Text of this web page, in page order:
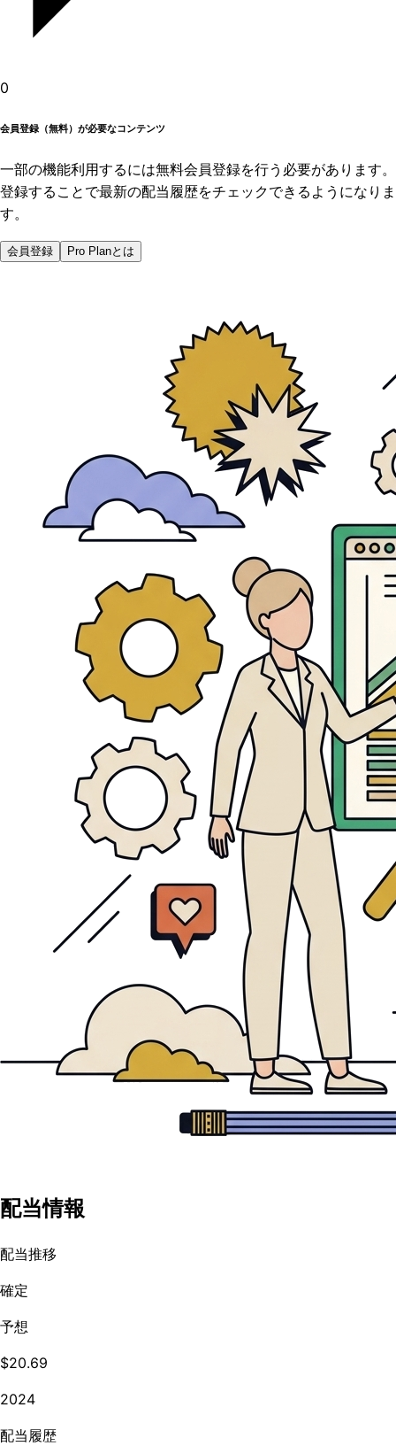
0
会員登録（無料）が必要なコンテンツ
一部の機能利用するには無料会員登録を行う必要があります。
登録することで最新の配当履歴をチェックできるようになりま
す。
会員登録 Pro Planとは
配当情報
配当推移
確定
予想
$20.69
2024
配当履歴